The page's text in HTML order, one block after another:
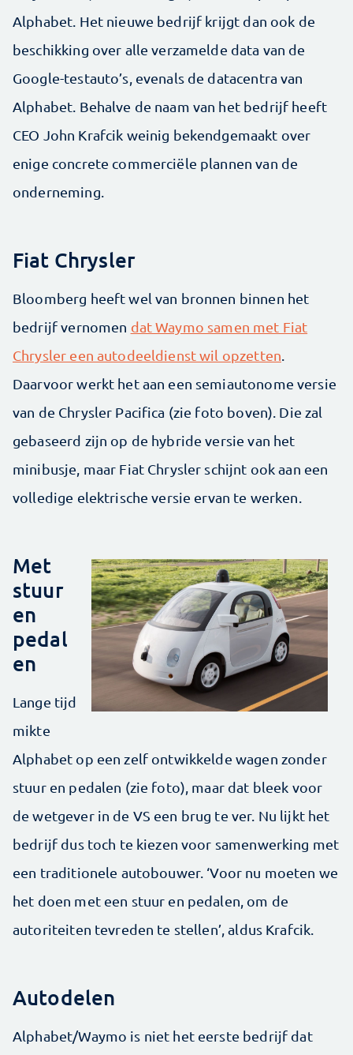
Alphabet. Het nieuwe bedrijf krijgt dan ook de
beschikking over alle verzamelde data van de
Google-testauto’s, evenals de datacentra van
Alphabet. Behalve de naam van het bedrijf heeft
CEO John Krafcik weinig bekendgemaakt over
enige concrete commerciële plannen van de
onderneming.
Fiat Chrysler
Bloomberg heeft wel van bronnen binnen het
bedrijf vernomen dat Waymo samen met Fiat
Chrysler een autodeeldienst wil opzetten
Daarvoor werkt het aan een semiautonome versie
van de Chrysler Pacifica (zie foto boven). Die zal
gebaseerd zijn op de hybride versie van het
minibusje, maar Fiat Chrysler schijnt ook aan een
volledige elektrische versie ervan te werken.
Met
stuur
en
pedal
en
Lange tijd
mikte
Alphabet op een zelf ontwikkelde wagen zonder
stuur en pedalen (zie foto), maar dat bleek voor
de wetgever in de VS een brug te ver. Nu lijkt het
bedrijf dus toch te kiezen voor samenwerking met
een traditionele autobouwer. ‘Voor nu moeten we
het doen met een stuur en pedalen, om de
autoriteiten tevreden te stellen’, aldus Krafcik.
Autodelen
Alphabet/Waymo is niet het eerste bedrijf dat